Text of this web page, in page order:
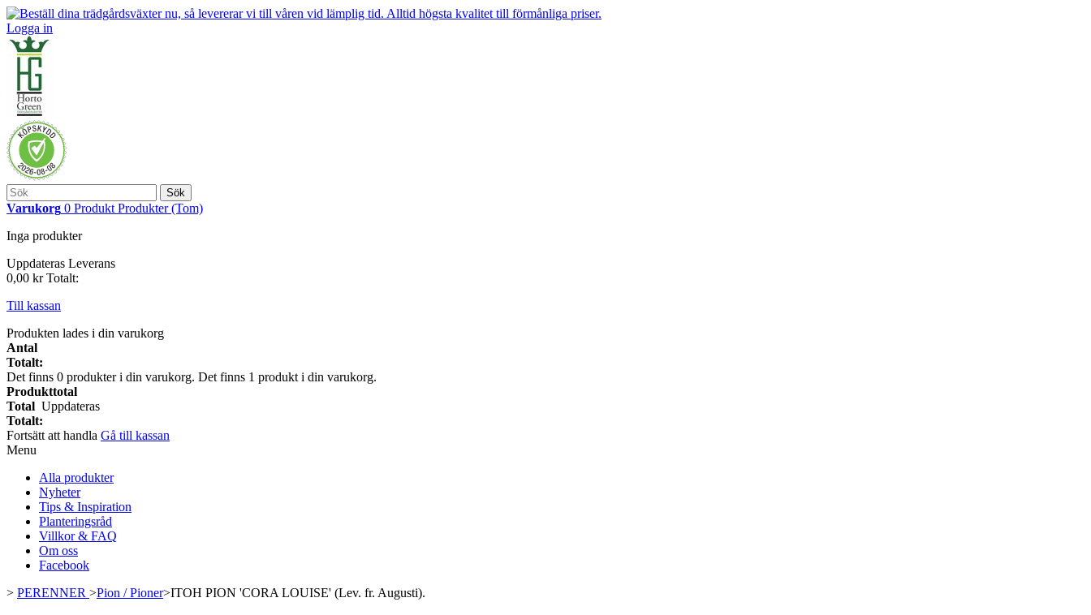
Logga in
Sök
Varukorg 0 Produkt Produkter (Tom)
Inga produkter
Uppdateras Leverans
0,00 kr Totalt:
Till kassan
Produkten lades i din varukorg
Antal
Totalt:
Det finns 0 produkter i din varukorg. Det finns 1 produkt i din varukorg.
Produkttotal
Total Uppdateras
Totalt:
Fortsätt att handla Gå till kassan
Menu
Alla produkter
Nyheter
Tips & Inspiration
Planteringsråd
Villkor & FAQ
Om oss
Facebook
> PERENNER >Pion / Pioner>ITOH PION 'CORA LOUISE' (Lev. fr. Augusti).